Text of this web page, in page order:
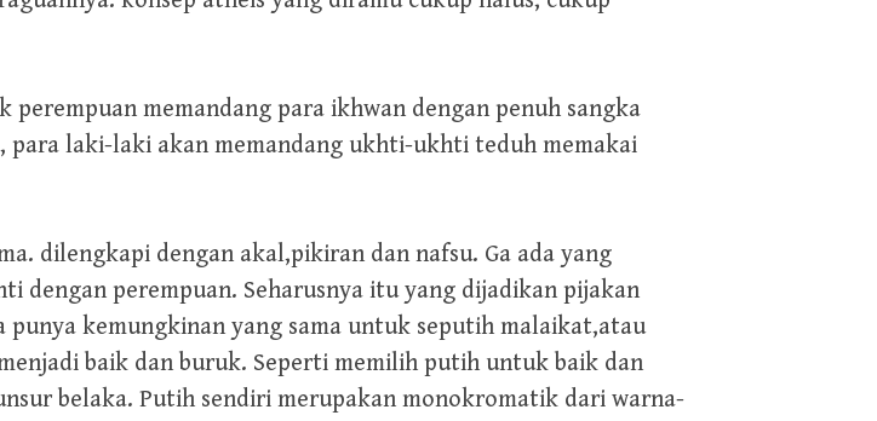
memandang para ikhwan dengan penuh sangka
laki-laki akan memandang ukhti-ukhti teduh memakai
dilengkapi dengan akal,pikiran dan nafsu. Ga ada yang
dengan perempuan. Seharusnya itu yang dijadikan pijakan
kemungkinan yang sama untuk seputih malaikat,atau
baik dan buruk. Seperti memilih putih untuk baik dan
belaka. Putih sendiri merupakan monokromatik dari warna-